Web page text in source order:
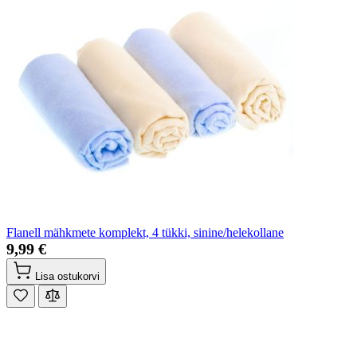
Flanell mähkmete komplekt, 4 tükki, sinine/helekollane
9,99 €
Lisa ostukorvi